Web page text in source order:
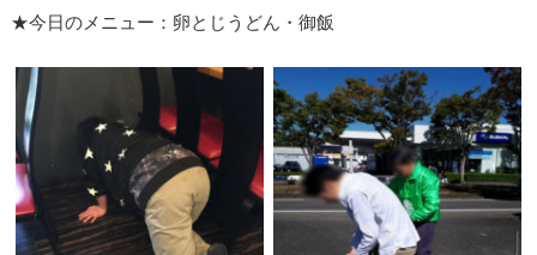
★今日のメニュー：卵とじうどん・御飯